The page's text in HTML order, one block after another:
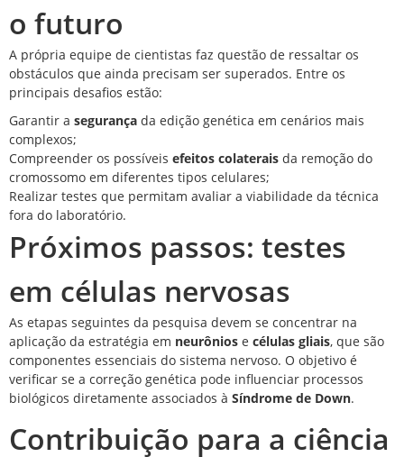
o futuro
A própria equipe de cientistas faz questão de ressaltar os
obstáculos que ainda precisam ser superados. Entre os
principais desafios estão:
Garantir a segurança da edição genética em cenários mais
complexos;
Compreender os possíveis efeitos colaterais da remoção do
cromossomo em diferentes tipos celulares;
Realizar testes que permitam avaliar a viabilidade da técnica
fora do laboratório.
Próximos passos: testes
em células nervosas
As etapas seguintes da pesquisa devem se concentrar na
aplicação da estratégia em neurônios e células gliais, que são
componentes essenciais do sistema nervoso. O objetivo é
verificar se a correção genética pode influenciar processos
biológicos diretamente associados à Síndrome de Down.
Contribuição para a ciência